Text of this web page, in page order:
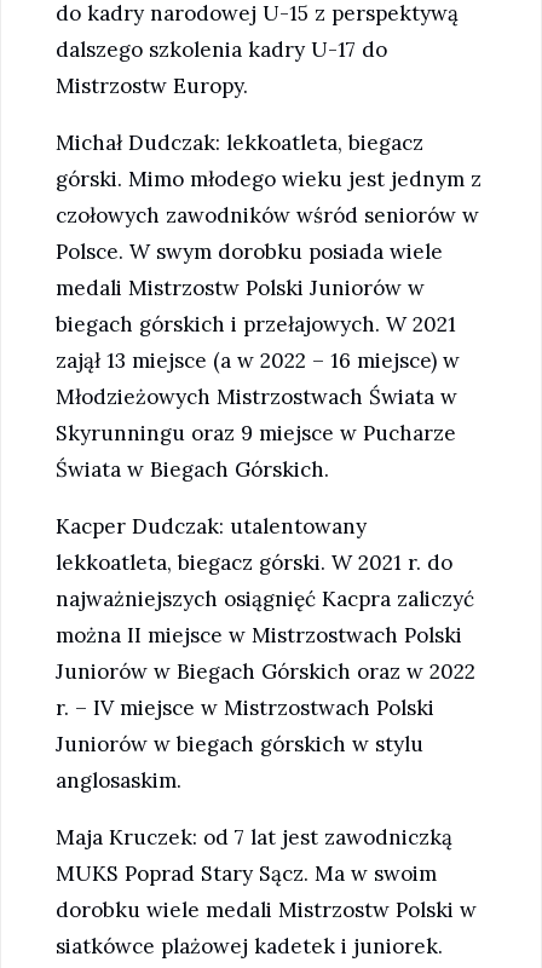
do kadry narodowej U-15 z perspektywą
dalszego szkolenia kadry U-17 do
Mistrzostw Europy.
Michał Dudczak: lekkoatleta, biegacz
górski. Mimo młodego wieku jest jednym z
czołowych zawodników wśród seniorów w
Polsce. W swym dorobku posiada wiele
medali Mistrzostw Polski Juniorów w
biegach górskich i przełajowych. W 2021
zajął 13 miejsce (a w 2022 – 16 miejsce) w
Młodzieżowych Mistrzostwach Świata w
Skyrunningu oraz 9 miejsce w Pucharze
Świata w Biegach Górskich.
Kacper Dudczak: utalentowany
lekkoatleta, biegacz górski. W 2021 r. do
najważniejszych osiągnięć Kacpra zaliczyć
można II miejsce w Mistrzostwach Polski
Juniorów w Biegach Górskich oraz w 2022
r. – IV miejsce w Mistrzostwach Polski
Juniorów w biegach górskich w stylu
anglosaskim.
Maja Kruczek: od 7 lat jest zawodniczką
MUKS Poprad Stary Sącz. Ma w swoim
dorobku wiele medali Mistrzostw Polski w
siatkówce plażowej kadetek i juniorek.